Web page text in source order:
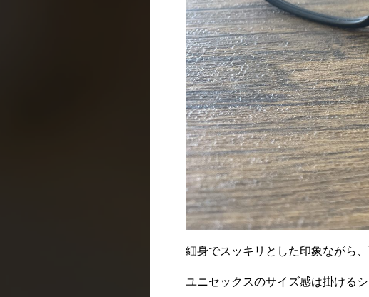
細身でスッキリとした印象ながら
ユニセックスのサイズ感は掛ける